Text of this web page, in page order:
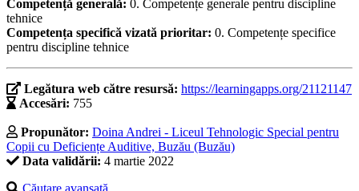
Competență generală: 0. Competențe generale pentru discipline
tehnice
Competența specifică vizată prioritar: 0. Competențe specifice
pentru discipline tehnice
Legătura web către resursă: https://learningapps.org/21121147
Accesări: 755
Propunător: Doina Andrei - Liceul Tehnologic Special pentru
Copii cu Deficiențe Auditive, Buzău (Buzău)
Data validării: 4 martie 2022